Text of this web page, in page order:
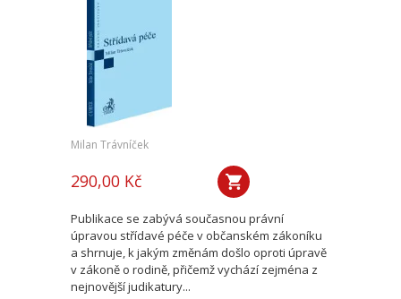
Milan Trávníček
290,00 Kč
Publikace se zabývá současnou právní
úpravou střídavé péče v občanském zákoníku
a shrnuje, k jakým změnám došlo oproti úpravě
v zákoně o rodině, přičemž vychází zejména z
nejnovější judikatury...